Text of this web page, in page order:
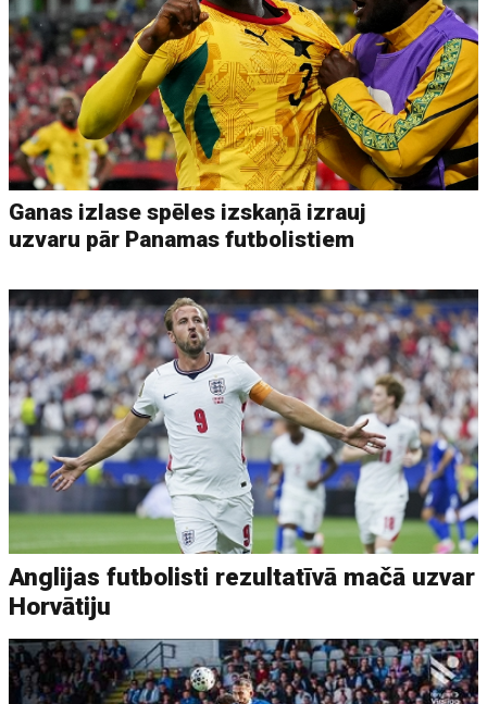
Ganas izlase spēles izskaņā izrauj
uzvaru pār Panamas futbolistiem
Anglijas futbolisti rezultatīvā mačā uzvar
Horvātiju